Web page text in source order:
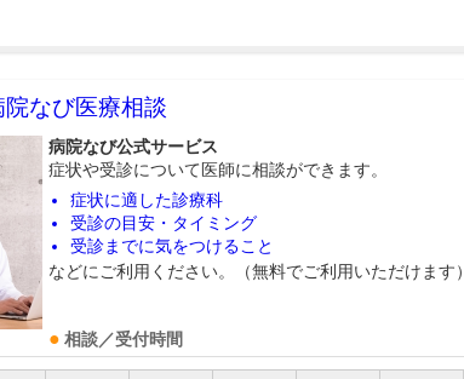
院なび医療相談
病院なび公式サービス
症状や受診について医師に相談ができます。
症状に適した診療科
受診の目安・タイミング
受診までに気をつけること
などにご利用ください。（無料でご利用いただけます）
相談／受付時間